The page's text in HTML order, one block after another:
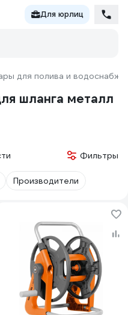
Для юрлиц
для полива и
шланга металл
Фильтры
Производители